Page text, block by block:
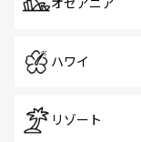
オセアニア
ハワイ
リゾート